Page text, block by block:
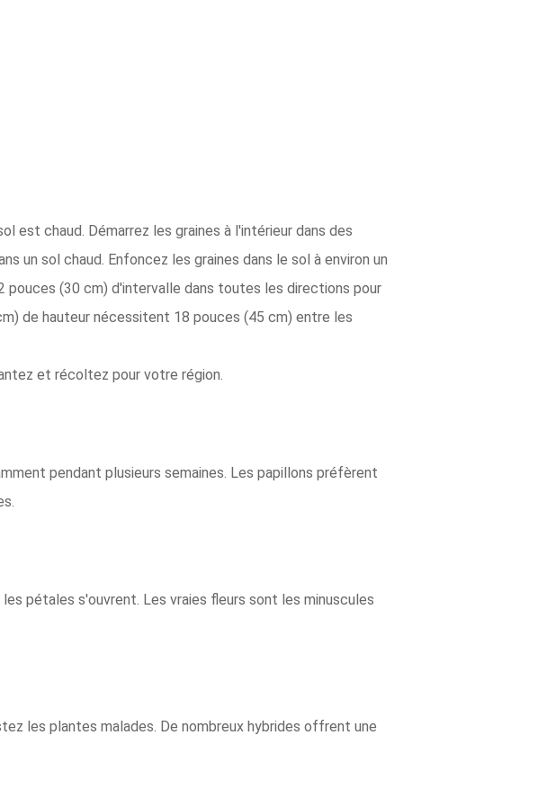
est chaud. Démarrez les graines à l'intérieur dans des
un sol chaud. Enfoncez les graines dans le sol à environ un
pouces (30 cm) d'intervalle dans toutes les directions pour
de hauteur nécessitent 18 pouces (45 cm) entre les
et récoltez pour votre région.
pendant plusieurs semaines. Les papillons préfèrent
pétales s'ouvrent. Les vraies fleurs sont les minuscules
les plantes malades. De nombreux hybrides offrent une